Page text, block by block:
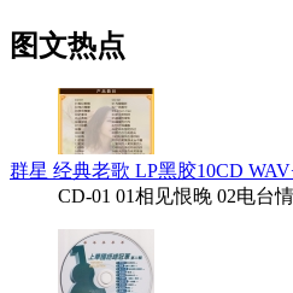
图文热点
群星 经典老歌 LP黑胶10CD
CD-01 01相见恨晚 02电台